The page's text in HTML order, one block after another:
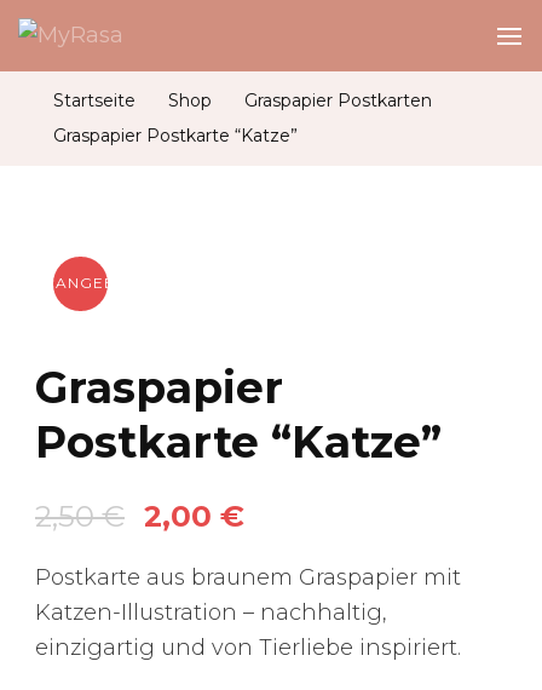
MyRasa
Illustration & Design
Startseite Shop
Graspapier Postkarten
Graspapier Postkarte “Katze”
ANGEBOT!
Graspapier
Postkarte “Katze”
2,50€ Ursprünglicher
war:
2,50 €
2,00 €
ist:
2,00 €.
Postkarte aus braunem Graspapier mit
Katzen-Illustration – nachhaltig,
einzigartig und von Tierliebe inspiriert.